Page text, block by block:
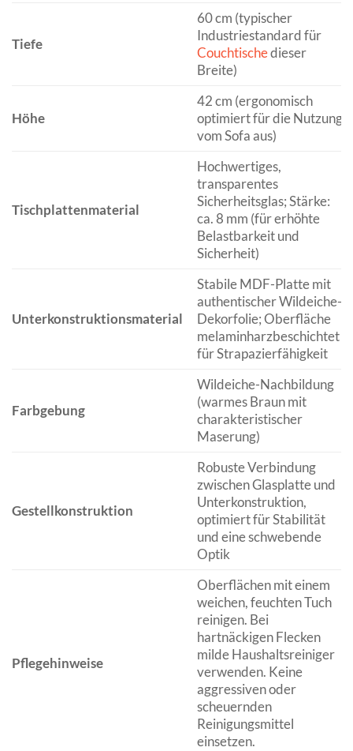
Tiefe
60 cm (typischer
Industriestandard für
Couchtischedieser
Breite)
Höhe
42 cm (ergonomisch
optimiert für die Nutzung
vom Sofa aus)
Tischplattenmaterial
Hochwertiges,
transparentes
Sicherheitsglas; Stärke:
ca. 8 mm (für erhöhte
Belastbarkeit und
Sicherheit)
Unterkonstruktionsmaterial
Stabile MDF-Platte mit
authentischer Wildeiche-
Dekorfolie; Oberfläche
melaminharzbeschichtet
für Strapazierfähigkeit
Farbgebung
Wildeiche-Nachbildung
(warmes Braun mit
charakteristischer
Maserung)
Gestellkonstruktion
Robuste Verbindung
zwischen Glasplatte und
Unterkonstruktion,
optimiert für Stabilität
und eine schwebende
Optik
Pflegehinweise
Oberflächen mit einem
weichen, feuchten Tuch
reinigen. Bei
hartnäckigen Flecken
milde Haushaltsreiniger
verwenden. Keine
aggressiven oder
scheuernden
Reinigungsmittel
einsetzen.